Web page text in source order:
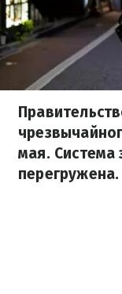
мая. Система
перегружена.